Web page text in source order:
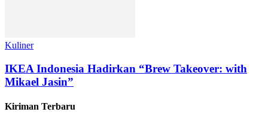
Kuliner
IKEA Indonesia Hadirkan “Brew Takeover: with
Mikael Jasin”
Kiriman Terbaru